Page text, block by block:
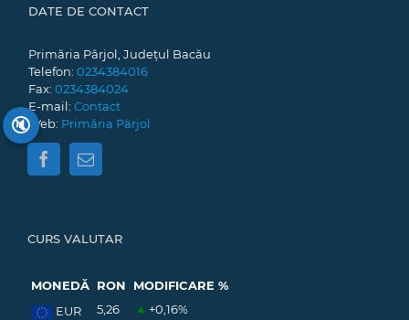
DATE DE CONTACT
Primăria Pârjol, Județul Bacău
Telefon: 0234384016
Fax: 0234384024
E-mail: Contact
Web: Primăria Pârjol
CURS VALUTAR
MONEDĂ RON
MODIFICARE %
EUR
5,26 +0,16%
🔇